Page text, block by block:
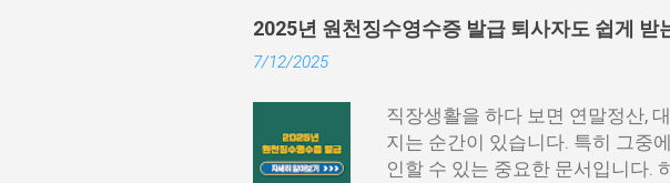
2025년 원천징수영수증 발급 퇴사자도 쉽게 받
7/12/2025
직장생활을 하다 보면 연말정산,
지는 순간이 있습니다. 특히 그중
인할 수 있는 중요한 문서입니다.